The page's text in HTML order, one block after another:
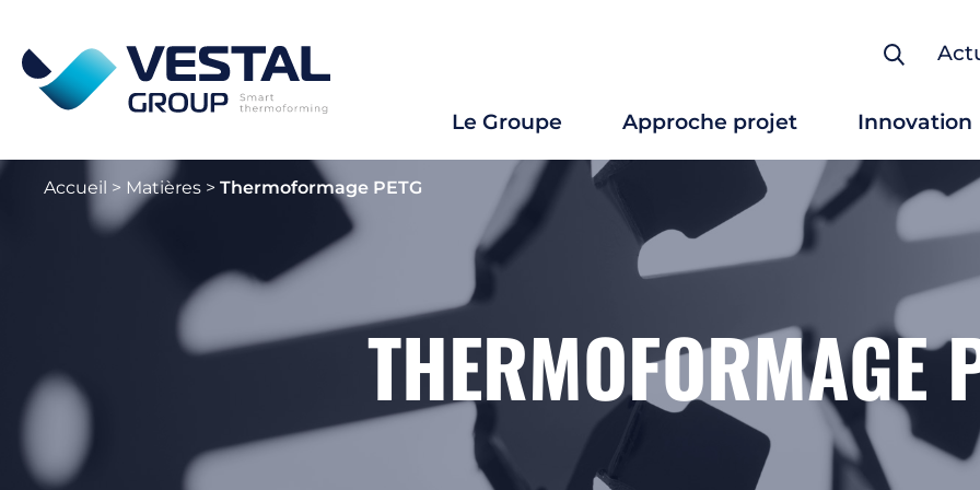
Le Groupe Approche projet Innovation
Conception pièces
Thermoformage
Usinage
Peinture / Sérigraphie
Outillage / Maître
Formage / Drapage
Grande dimension
Fine épaisseur
Accueil > Matières >Thermoformage PETG
THERMOFORMAGE